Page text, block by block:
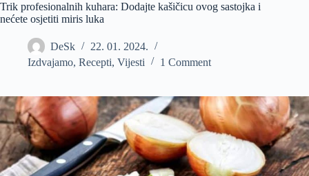
Trik profesionalnih kuhara: Dodajte kašičicu ovog sastojka i
nećete osjetiti miris luka
DeSk
22. 01. 2024.
Izdvajamo, Recepti, Vijesti 1 Comment